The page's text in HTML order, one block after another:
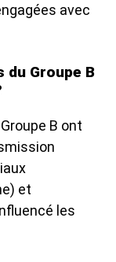
avec
Groupe B
B ont
et
les